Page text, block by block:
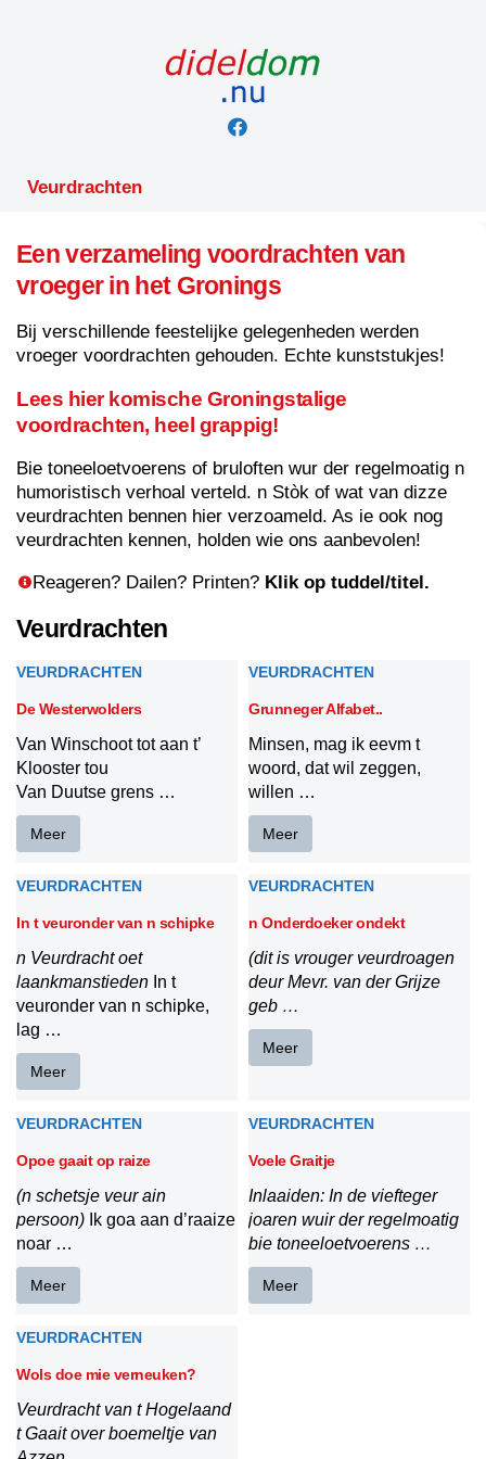
Veurdrachten
Een verzameling voordrachten van
vroeger in het Gronings
Bij verschillende feestelijke gelegenheden werden
vroeger voordrachten gehouden. Echte kunststukjes!
Lees hier komische Groningstalige
voordrachten, heel grappig!
Bie toneeloetvoerens of bruloften wur der regelmoatig n
humoristisch verhoal verteld. n Stòk of wat van dizze
veurdrachten bennen hier verzoameld. As ie ook nog
veurdrachten kennen, holden wie ons aanbevolen!
Reageren? Dailen? Printen? Klik op tuddel/titel.
Veurdrachten
VEURDRACHTEN
De Westerwolders
Van Winschoot tot aan t’
Klooster tou
Van Duutse grens …
Meer
VEURDRACHTEN
Grunneger Alfabet..
Minsen, mag ik eevm t
woord, dat wil zeggen,
willen …
Meer
VEURDRACHTEN
In t veuronder van n schipke
n Veurdracht oet
laankmanstieden In t
veuronder van n schipke,
lag …
Meer
VEURDRACHTEN
n Onderdoeker ondekt
(dit is vrouger veurdroagen
deur Mevr. van der Grijze
geb …
Meer
VEURDRACHTEN
Opoe gaait op raize
(n schetsje veur ain
persoon) Ik goa aan d’raaize
noar …
Meer
VEURDRACHTEN
Voele Graitje
Inlaaiden: In de viefteger
joaren wuir der regelmoatig
bie toneeloetvoerens …
Meer
VEURDRACHTEN
Wols doe mie verneuken?
Veurdracht van t Hogelaand
t Gaait over boemeltje van